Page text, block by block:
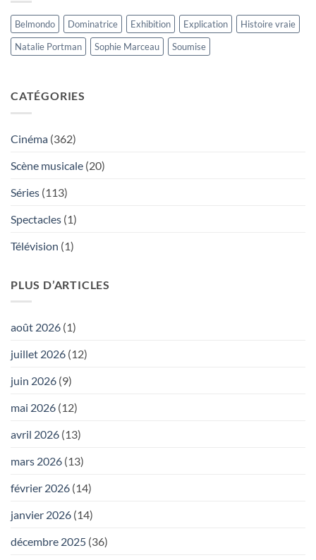
Belmondo Dominatrice Exhibition Explication
Histoire vraie
Natalie Portman
Sophie Marceau Soumise
CATÉGORIES
Cinéma (362)
Scène musicale (20)
Séries (113)
Spectacles (1)
Télévision (1)
PLUS D’ARTICLES
août 2026 (1)
juillet 2026 (12)
juin 2026 (9)
mai 2026 (12)
avril 2026 (13)
mars 2026 (13)
février 2026 (14)
janvier 2026 (14)
décembre 2025 (36)